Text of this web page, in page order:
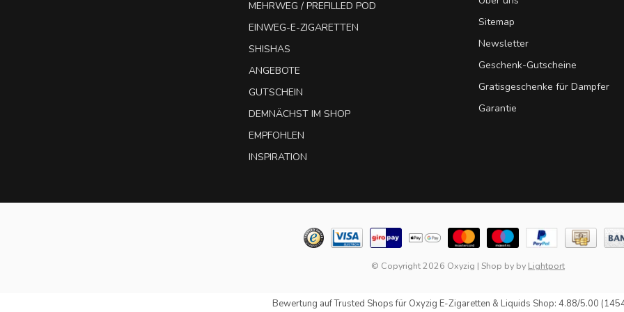
MEHRWEG / PREFILLED POD
EINWEG-E-ZIGARETTEN
SHISHAS
ANGEBOTE
GUTSCHEIN
DEMNÄCHST IM SHOP
EMPFOHLEN
INSPIRATION
Sitemap
Newsletter
Geschenk-Gutscheine
Gratisgeschenke für Dampfer
Garantie
© Copyright 2026 Oxyzig | Shop by by Lightport
Bewertung aufTrusted Shopsfür Oxyzig E-Zigaretten & Liquids Shop: 4.88/5.00